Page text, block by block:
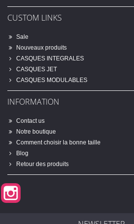
CUSTOM LINKS
Sale
Nouveaux produits
CASQUES INTEGRALES
CASQUES JET
CASQUES MODULABLES
INFORMATION
Contact us
Notre boutique
Comment choisir la bonne taille
Blog
Retour des produits